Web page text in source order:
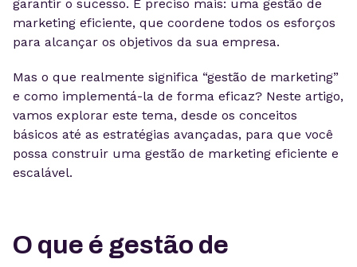
garantir o sucesso. É preciso mais: uma gestão de
marketing eficiente, que coordene todos os esforços
para alcançar os objetivos da sua empresa.
Mas o que realmente significa “gestão de marketing”
e como implementá-la de forma eficaz? Neste artigo,
vamos explorar este tema, desde os conceitos
básicos até as estratégias avançadas, para que você
possa construir uma gestão de marketing eficiente e
escalável.
O que é gestão de